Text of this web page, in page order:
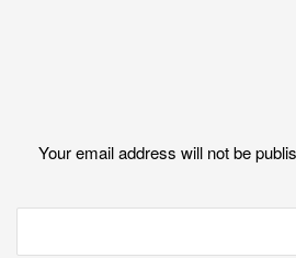
Your email address will not be